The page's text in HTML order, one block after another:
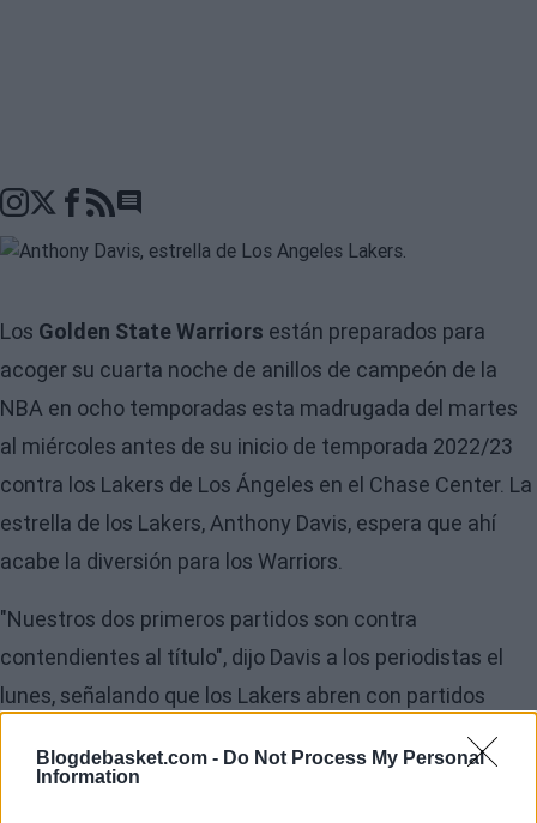
Blogdebasket.com - Do Not Process My Personal
Information
Go to comments seciton
Los Golden State Warriors están preparados para
acoger su cuarta noche de anillos de campeón de la
NBA en ocho temporadas esta madrugada del martes
al miércoles antes de su inicio de temporada 2022/23
contra los Lakers de Los Ángeles en el Chase Center. La
estrella de los Lakers, Anthony Davis, espera que ahí
acabe la diversión para los Warriors.
"Nuestros dos primeros partidos son contra
contendientes al título", dijo Davis a los periodistas el
lunes, señalando que los Lakers abren con partidos
contra los Warriors y Los Ángeles Clippers. "Así que
siempre es bueno estropear las noches de anillo. La